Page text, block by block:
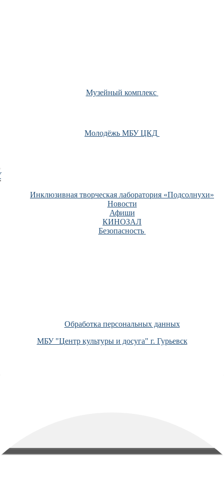
Музейный комплекс
Молодёжь МБУ ЦКД
Инклюзивная творческая лаборатория «Подсолнухи»
Новости
Афиши
КИНОЗАЛ
Безопасность
Обработка персональных данных
МБУ "Центр культуры и досуга" г. Гурьевск